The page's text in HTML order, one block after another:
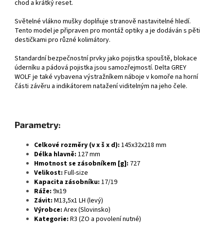
chod a krátký reset.
Světelné vlákno mušky doplňuje stranově nastavitelné hledí.
Tento model je připraven pro montáž optiky a je dodáván s pěti
destičkami pro různé kolimátory.
Standardní bezpečnostní prvky jako pojistka spouště, blokace
úderníku a pádová pojistka jsou samozřejmostí. Delta GREY
WOLF je také vybavena výstražníkem náboje v komoře na horní
části závěru a indikátorem natažení viditelným na jeho čele.
Parametry:
Celkové rozměry (v x š x d): 145x32x218 mm
Délka hlavně: 127 mm
Hmotnost se zásobníkem [g]: 727
Velikost: Full-size
Kapacita zásobníku: 17/19
Ráže: 9x19
Závit: M13,5x1 LH (levý)
Výrobce: Arex (Slovinsko)
Kategorie: R3 (ZO a povolení nutné)